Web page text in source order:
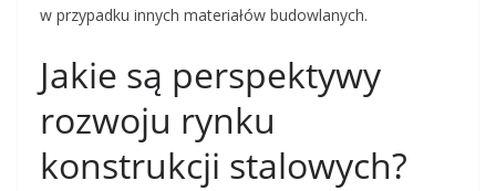
w przypadku innych materiałów budowlanych.
Jakie są perspektywy
rozwoju rynku
konstrukcji stalowych?